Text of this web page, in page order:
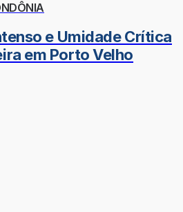
e Umidade Crítica
em Porto Velho